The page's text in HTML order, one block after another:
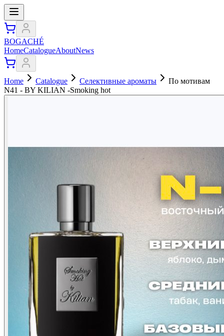
BOGACHÉ
HomeCatalogueAboutNews
Home Catalogue Селективные ароматы
По мотивам
N41 - BY KILIAN -Smoking hot